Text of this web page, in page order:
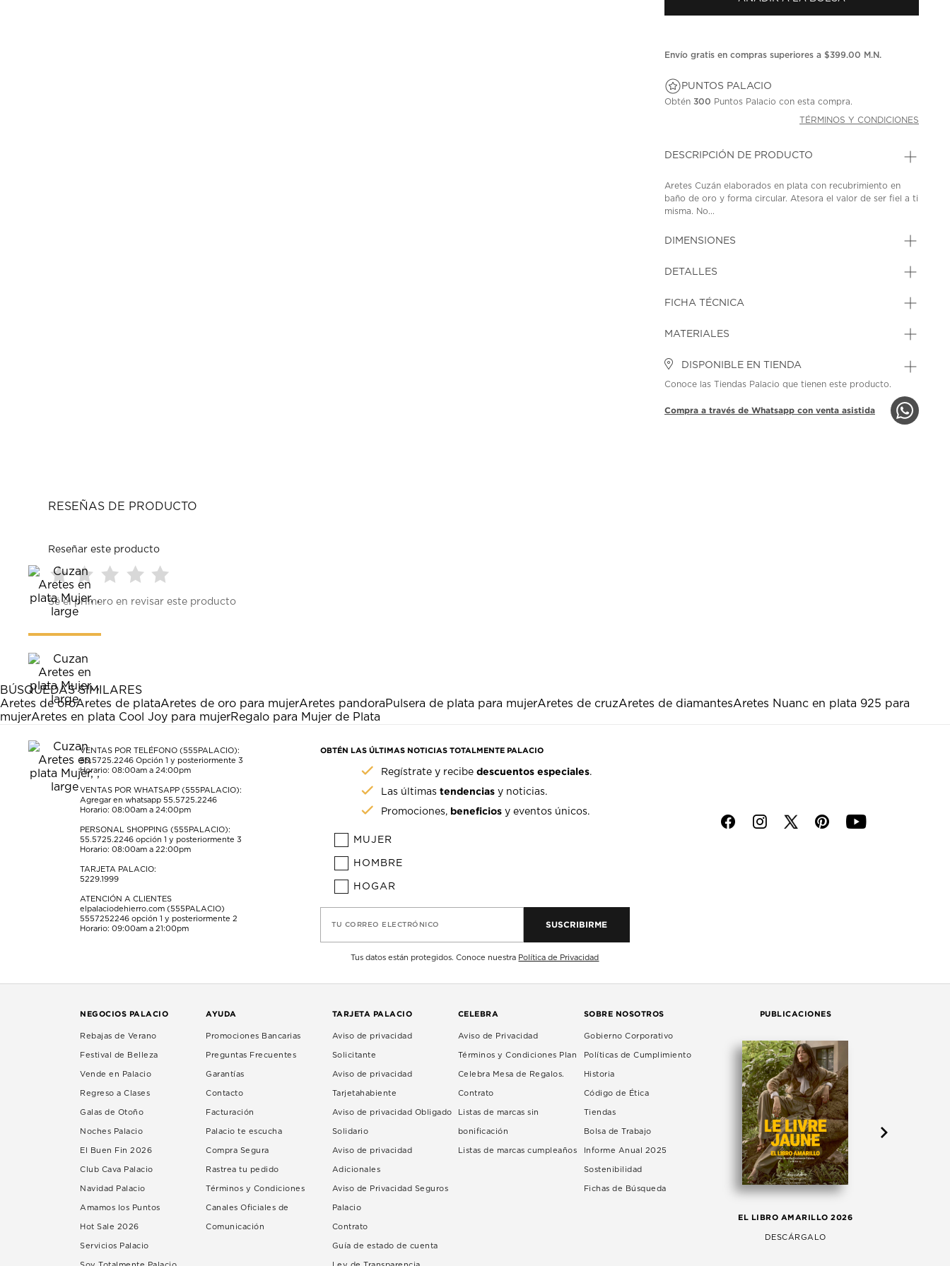
la
Envío gratis en compras superiores a $399.00 M.N.
PUNTOS PALACIO
Obtén300 Puntos Palacio con esta compra.
TÉRMINOS Y CONDICIONES
DESCRIPCIÓN DE PRODUCTO
Aretes Cuzán elaborados en plata con recubrimiento en
baño de oro y forma circular. Atesora el valor de ser fiel a ti
misma. No...
DIMENSIONES
DETALLES
FICHA TÉCNICA
MATERIALES
DISPONIBLE EN TIENDA
Conoce las Tiendas Palacio que tienen este producto.
Compra a través de Whatsapp con venta asistida
RESEÑAS DE PRODUCTO
Reseñar este producto
Seleccionar
para
calificar
el
con
1
estrella
Esta
acción
abrirá
formulario
de
envío.
Seleccionar
para
calificar
el
con
2
estrellas.
Esta
acción
abrirá
formulario
de
envío.
para
el
estrellas.
Esta
acción
abrirá
formulario
de
envío.
para
estrellas.
Esta
acción
abrirá
formulario
de
para
Esta
acción
abrirá
formulario
de
envío.
Sé el primero en revisar este producto
BÚSQUEDAS SIMILARES
Aretes de oroAretes de plataAretes de oro para mujerAretes pandoraPulsera de plata para mujerAretes de cruzAretes de diamantesAretes Nuanc en plata 925 para
mujerAretes en plata Cool Joy para mujerRegalo para Mujer de Plata
VENTAS POR TELÉFONO (555PALACIO):
55.5725.2246 Opción 1 y posteriormente 3
Horario: 08:00am a 24:00pm
VENTAS POR WHATSAPP (555PALACIO):
Agregar en whatsapp 55.5725.2246
Horario: 08:00am a 24:00pm
PERSONAL SHOPPING (555PALACIO):
55.5725.2246 opción 1 y posteriormente 3
Horario: 08:00am a 22:00pm
TARJETA PALACIO:
5229.1999
ATENCIÓN A CLIENTES
elpalaciodehierro.com (555PALACIO)
5557252246 opción 1 y posteriormente 2
Horario: 09:00am a 21:00pm
OBTÉN LAS ÚLTIMAS NOTICIAS TOTALMENTE PALACIO
Regístrate y recibedescuentos especiales.
Las últimastendencias y noticias.
Promociones, beneficios y eventos únicos.
MUJER
HOMBRE
HOGAR
TU CORREO ELECTRÓNICO SUSCRIBIRME
Tus datos están protegidos. Conoce nuestra Política de Privacidad
f i p y
NEGOCIOS PALACIO
Rebajas de Verano
Festival de Belleza
Vende en Palacio
Regreso a Clases
Galas de Otoño
Noches Palacio
El Buen Fin 2026
Club Cava Palacio
Navidad Palacio
Amamos los Puntos
Hot Sale 2026
Servicios Palacio
AYUDA
Promociones Bancarias
Preguntas Frecuentes
Garantías
Contacto
Facturación
Palacio te escucha
Compra Segura
Rastrea tu pedido
Términos y Condiciones
Canales Oficiales de
Comunicación
TARJETA PALACIO
Aviso de privacidad
Solicitante
Aviso de privacidad
Tarjetahabiente
Aviso de privacidad Obligado
Solidario
Aviso de privacidad
Adicionales
Aviso de Privacidad Seguros
Palacio
Contrato
Guía de estado de cuenta
CELEBRA
Aviso de Privacidad
Términos y Condiciones Plan
Celebra Mesa de Regalos.
Contrato
Listas de marcas sin
bonificación
Listas de marcas cumpleaños
SOBRE NOSOTROS
Gobierno Corporativo
Políticas de Cumplimiento
Historia
Código de Ética
Tiendas
Bolsa de Trabajo
Informe Anual 2025
Sostenibilidad
Fichas de Búsqueda
PUBLICACIONES
EL LIBRO AMARILLO 2026
DESCÁRGALO